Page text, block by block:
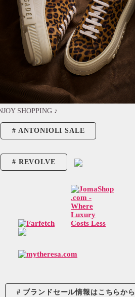
SHOPPING ♪
ANTONIOLI SALE
REVOLVE
ブランドセール情報はこちらから